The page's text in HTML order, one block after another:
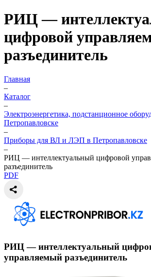
РИЦ —
цифровой
разъединитель
Главная
–
Каталог
–
Электроэнергетика, подстанционное
Петропавловске
–
Приборы для ВЛ и ЛЭП в Петропавловске
–
РИЦ — интеллектуальный цифровой
разъединитель
PDF
РИЦ — интеллектуальный
управляемый разъединитель